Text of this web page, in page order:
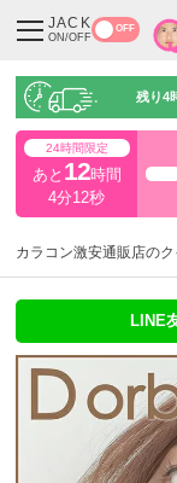
JACK
ON/OFF
OFF
残り4
24時間限定
あと 12時間
4分11秒
カラコン激安通販店の
LINE